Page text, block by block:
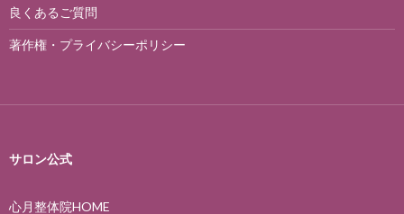
良くあるご質問
著作権・プライバシーポリシー
サロン公式
心月整体院HOME